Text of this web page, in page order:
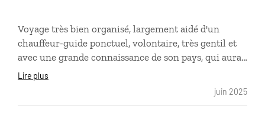
Voyage très bien organisé, largement aidé d'un
chauffeur-guide ponctuel, volontaire, très gentil et
avec une grande connaissance de son pays, qui aura
su répondre à chacune de nos demandes. Chaque
hôtel était accueillant et confortable malgré des
difficultés d'approvisionnement chroniques en eau
Lire plus
juin 2025